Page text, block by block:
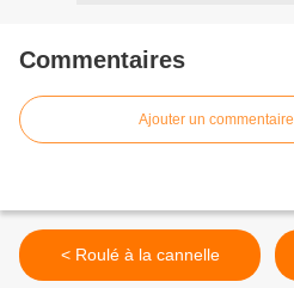
Commentaires
Ajouter un commentaire
< Roulé à la cannelle